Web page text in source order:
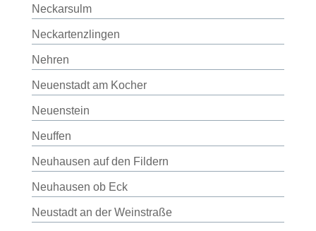
Neckarsulm
Neckartenzlingen
Nehren
Neuenstadt am Kocher
Neuenstein
Neuffen
Neuhausen auf den Fildern
Neuhausen ob Eck
Neustadt an der Weinstraße